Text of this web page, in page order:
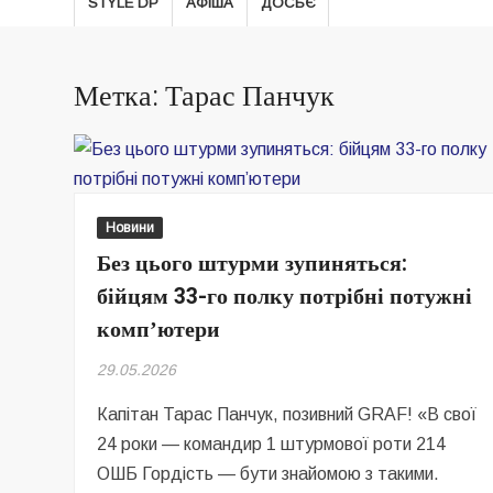
Метка: Тарас Панчук
Новини
Без цього штурми зупиняться:
бійцям 33-го полку потрібні потужні
компʼютери
29.05.2026
Капітан Тарас Панчук, позивний GRAF! «В свої
24 роки — командир 1 штурмової роти 214
ОШБ Гордість — бути знайомою з такими.